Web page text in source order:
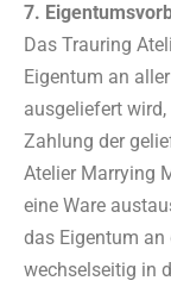
7.
Das Trauring
Eigentum an
ausgeliefert
Zahlung der
Atelier Marrying
eine Ware
das Eigentum an
wechselseitig in